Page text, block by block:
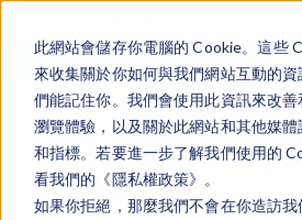
此網站會儲存你電腦的 Cookie。這些
來收集關於你如何與我們網站互動的
們能記住你。我們會使用此資訊來改善
瀏覽體驗，以及關於此網站和其他媒
和指標。若要進一步了解我們使用的
看我們的《隱私權政策》。
如果你拒絕，那麼我們不會在你造訪我
登录
COMSOL
布亮点